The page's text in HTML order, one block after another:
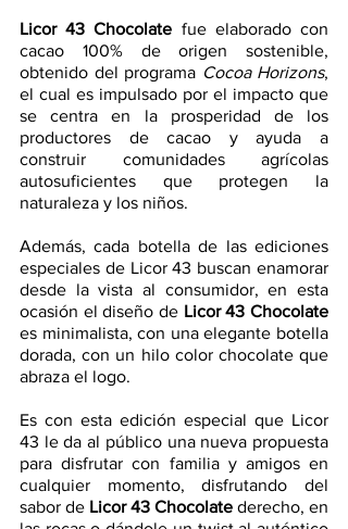
Licor 43 Chocolate fue elaborado con
cacao 100% de origen sostenible,
obtenido del programa Cocoa Horizons,
el cual es impulsado por el impacto que
se centra en la prosperidad de los
productores de cacao y ayuda a
construir comunidades agrícolas
autosuficientes que protegen la
naturaleza y los niños.
Además, cada botella de las ediciones
especiales de Licor 43 buscan enamorar
desde la vista al consumidor, en esta
ocasión el diseño de Licor 43 Chocolate
es minimalista, con una elegante botella
dorada, con un hilo color chocolate que
abraza el logo.
Es con esta edición especial que Licor
43 le da al público una nueva propuesta
para disfrutar con familia y amigos en
cualquier momento, disfrutando del
sabor de Licor 43 Chocolate derecho, en